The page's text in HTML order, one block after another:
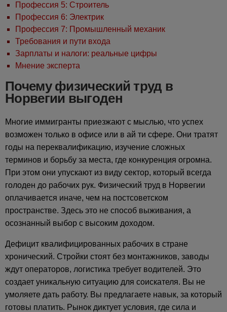
Профессия 5: Строитель
Профессия 6: Электрик
Профессия 7: Промышленный механик
Требования и пути входа
Зарплаты и налоги: реальные цифры
Мнение эксперта
Почему физический труд в
Норвегии выгоден
Многие иммигранты приезжают с мыслью, что успех
возможен только в офисе или в ай ти сфере. Они тратят
годы на переквалификацию, изучение сложных
терминов и борьбу за места, где конкуренция огромна.
При этом они упускают из виду сектор, который всегда
голоден до рабочих рук. Физический труд в Норвегии
оплачивается иначе, чем на постсоветском
пространстве. Здесь это не способ выживания, а
осознанный выбор с высоким доходом.
Дефицит квалифицированных рабочих в стране
хронический. Стройки стоят без монтажников, заводы
ждут операторов, логистика требует водителей. Это
создает уникальную ситуацию для соискателя. Вы не
умоляете дать работу. Вы предлагаете навык, за который
готовы платить. Рынок диктует условия, где сила и